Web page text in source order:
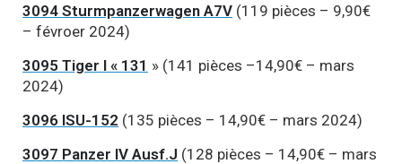
3094 Sturmpanzerwagen A7V (119 pièces – 9,90€
– févroer 2024)
3095 Tiger I « 131 » (141 pièces –14,90€ – mars
2024)
3096 ISU-152 (135 pièces – 14,90€ – mars 2024)
3097 Panzer IV Ausf.J (128 pièces – 14,90€ – mars